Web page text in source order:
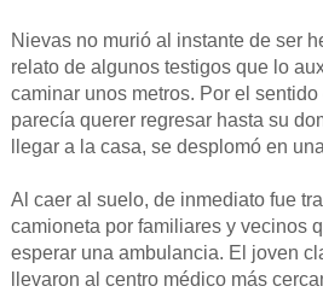
Nievas no murió al instante de ser
relato de algunos testigos que lo
caminar unos metros. Por el
parecía querer regresar hasta su
llegar a la casa, se desplomó en
Al caer al suelo, de inmediato fue
camioneta por familiares y vecinos
esperar una ambulancia. El joven
llevaron al centro médico más